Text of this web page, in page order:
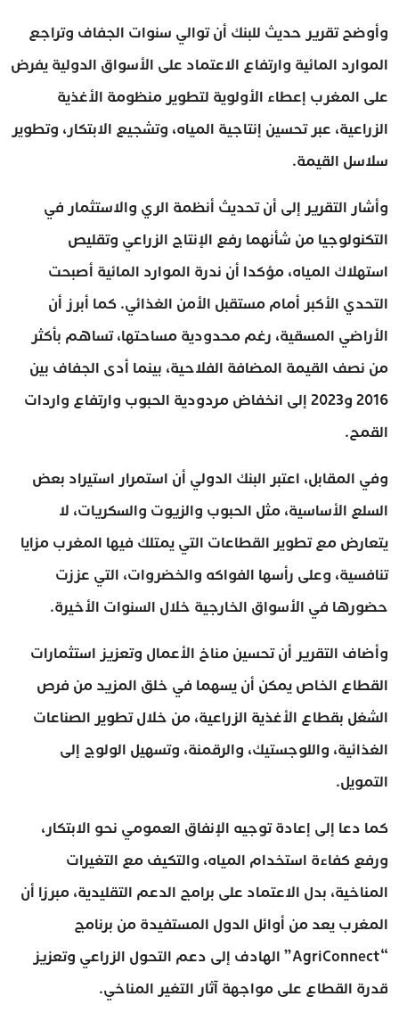
وأوضح تقرير حديث للبنك أن توالي سنوات الجفاف وتراجع
الموارد المائية وارتفاع الاعتماد على الأسواق الدولية يفرض
على المغرب إعطاء الأولوية لتطوير منظومة الأغذية
الزراعية، عبر تحسين إنتاجية المياه، وتشجيع الابتكار، وتطوير
سلاسل القيمة.
وأشار التقرير إلى أن تحديث أنظمة الري والاستثمار في
التكنولوجيا من شأنهما رفع الإنتاج الزراعي وتقليص
استهلاك المياه، مؤكدا أن ندرة الموارد المائية أصبحت
التحدي الأكبر أمام مستقبل الأمن الغذائي. كما أبرز أن
الأراضي المسقية، رغم محدودية مساحتها، تساهم بأكثر
من نصف القيمة المضافة الفلاحية، بينما أدى الجفاف بين
2016 و2023 إلى انخفاض مردودية الحبوب وارتفاع واردات
القمح.
وفي المقابل، اعتبر البنك الدولي أن استمرار استيراد بعض
السلع الأساسية، مثل الحبوب والزيوت والسكريات، لا
يتعارض مع تطوير القطاعات التي يمتلك فيها المغرب مزايا
تنافسية، وعلى رأسها الفواكه والخضروات، التي عززت
حضورها في الأسواق الخارجية خلال السنوات الأخيرة.
وأضاف التقرير أن تحسين مناخ الأعمال وتعزيز استثمارات
القطاع الخاص يمكن أن يسهما في خلق المزيد من فرص
الشغل بقطاع الأغذية الزراعية، من خلال تطوير الصناعات
الغذائية، واللوجستيك، والرقمنة، وتسهيل الولوج إلى
التمويل.
كما دعا إلى إعادة توجيه الإنفاق العمومي نحو الابتكار،
ورفع كفاءة استخدام المياه، والتكيف مع التغيرات
المناخية، بدل الاعتماد على برامج الدعم التقليدية، مبرزا أن
المغرب يعد من أوائل الدول المستفيدة من برنامج
“AgriConnect” الهادف إلى دعم التحول الزراعي وتعزيز
قدرة القطاع على مواجهة آثار التغير المناخي.